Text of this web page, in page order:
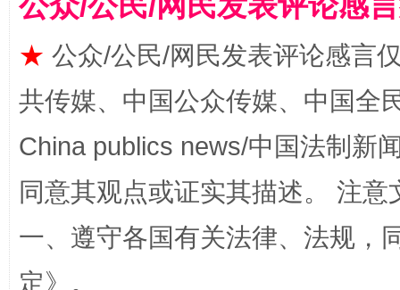
漫山遍野的桃花与雪山、麦地、白藏房 除
★ 公众/公民/网民发表评论感言
共传媒、中国公众传媒、中国全
China publics news/中国法制新
同意其观点或证实其描述。 注
一、遵守各国有关法律、法规，
定》。